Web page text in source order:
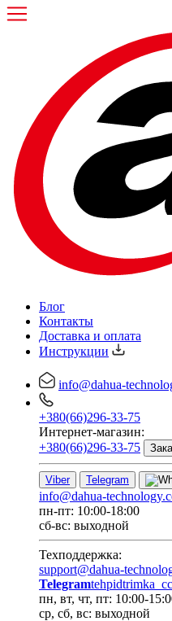
Блог
Контакты
Доставка и оплата
Инструкции
info@dahua-
+380(66)296-33-75
Интернет-магазин:
+380(66)296-33-75
Viber Telegram
info@dahua-
пн-пт: 10:00-18:00
сб-вс: выходной
Техподдержка:
support@dahua-
Telegram
пн, вт, чт, пт: 10:00-
ср, сб, вс: выходной